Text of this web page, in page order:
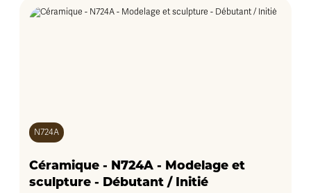
N724A
Céramique - N724A - Modelage et
sculpture - Débutant / Initié